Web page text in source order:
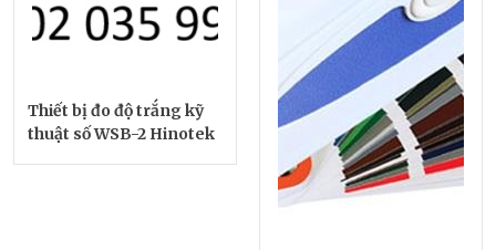
Thiết bị đo độ trắng kỹ
thuật số WSB-2 Hinotek